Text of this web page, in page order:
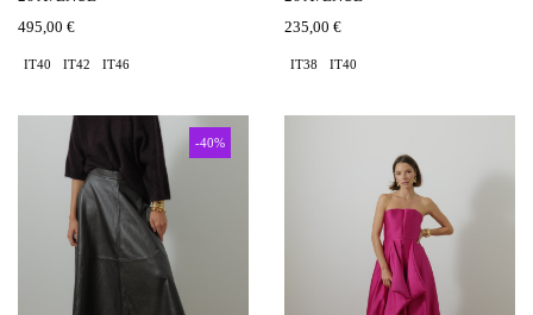
495,00 €
IT40 IT42 IT46
235,00 €
IT38 IT40
-40%